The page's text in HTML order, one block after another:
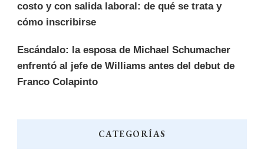
costo y con salida laboral: de qué se trata y
cómo inscribirse
Escándalo: la esposa de Michael Schumacher
enfrentó al jefe de Williams antes del debut de
Franco Colapinto
CATEGORÍAS